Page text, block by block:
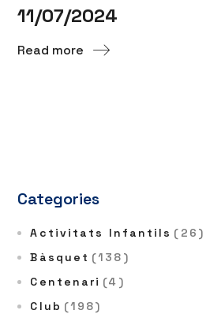
11/07/2024
Read more
Categories
Activitats Infantils (26)
Bàsquet (138)
Centenari (4)
Club (198)